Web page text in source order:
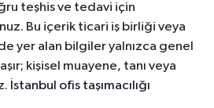
teşhis ve tedavi için
Bu içerik ticari iş birliği veya
yer alan bilgiler yalnızca genel
kişisel muayene, tanı veya
İstanbul ofis taşımacılığı